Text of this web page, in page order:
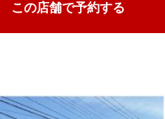
この店舗で予約する